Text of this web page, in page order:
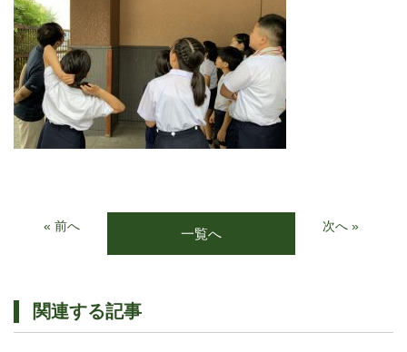
« 前へ 一覧へ 次へ »
関連する記事